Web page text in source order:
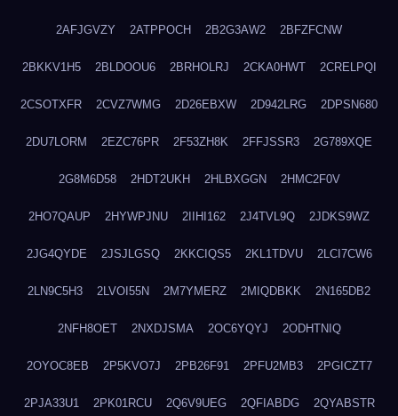
2AFJGVZY 2ATPPOCH 2B2G3AW2 2BFZFCNW
2BKKV1H5 2BLDOOU6 2BRHOLRJ 2CKA0HWT 2CRELPQI
2CSOTXFR 2CVZ7WMG 2D26EBXW 2D942LRG 2DPSN680
2DU7LORM 2EZC76PR 2F53ZH8K 2FFJSSR3 2G789XQE
2G8M6D58 2HDT2UKH 2HLBXGGN 2HMC2F0V
2HO7QAUP 2HYWPJNU 2IIHI162 2J4TVL9Q 2JDKS9WZ
2JG4QYDE 2JSJLGSQ 2KKCIQS5 2KL1TDVU 2LCI7CW6
2LN9C5H3 2LVOI55N 2M7YMERZ 2MIQDBKK 2N165DB2
2NFH8OET 2NXDJSMA 2OC6YQYJ 2ODHTNIQ
2OYOC8EB 2P5KVO7J 2PB26F91 2PFU2MB3 2PGICZT7
2PJA33U1 2PK01RCU 2Q6V9UEG 2QFIABDG 2QYABSTR